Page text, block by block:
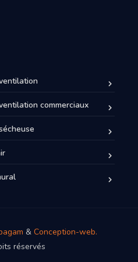
commerciaux
& Conception-web.
réservés